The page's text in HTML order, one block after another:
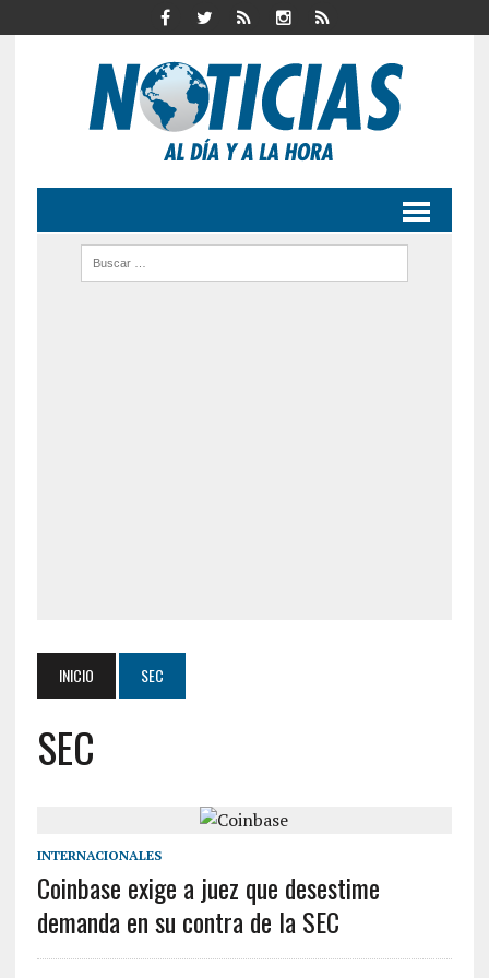
INICIO SEC
SEC
INTERNACIONALES
Coinbase exige a juez que desestime
demanda en su contra de la SEC